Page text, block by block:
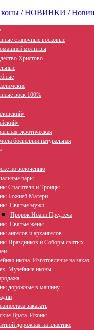
/НОВИНКИ /
станочные восковые
молитвы
Христово
воск 100%
экзотическая
босвеллии натуральная
по золочению
пары
Спасителя и Троицы
Божией Матери
Святые мужи
Пророк Иоанн Предтеча
Святые жены
ангелов и архангелов
Праздников и Соборы святых
икона. Изготовление на заказ
Музейные иконы
дорожные в машину
заказать
Врата. Иконы
дорожная на пластике